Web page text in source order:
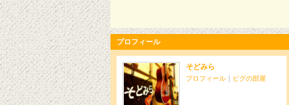
プロフィール
そどみら
プロフィール ｜ ピグの部屋